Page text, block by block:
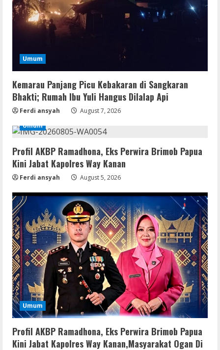
Umum
Kemarau Panjang Picu Kebakaran di Sangkaran
Bhakti; Rumah Ibu Yuli Hangus Dilalap Api
Ferdi ansyah
August 7, 2026
Umum
Profil AKBP Ramadhona, Eks Perwira Brimob Papua
Kini Jabat Kapolres Way Kanan
Ferdi ansyah August 5, 2026
Umum
Profil AKBP Ramadhona, Eks Perwira Brimob Papua
Kini Jabat Kapolres Way Kanan,Masyarakat Ogan Di
2
Img
Multilanguage
3
Movies
Vertex Force 2026 BRRip UHD DDP5.1
𝐘𝐢𝐟𝐲 𝐌𝐨𝐯𝐢𝐞𝐬 Magnet
August 8, 2026
4
Resettools
Vpn One Click Cracked x86-x64 [no
Virus]
August 8, 2026
Resettools
GraphPad Prism Academic & Corporate
August 8, 2026